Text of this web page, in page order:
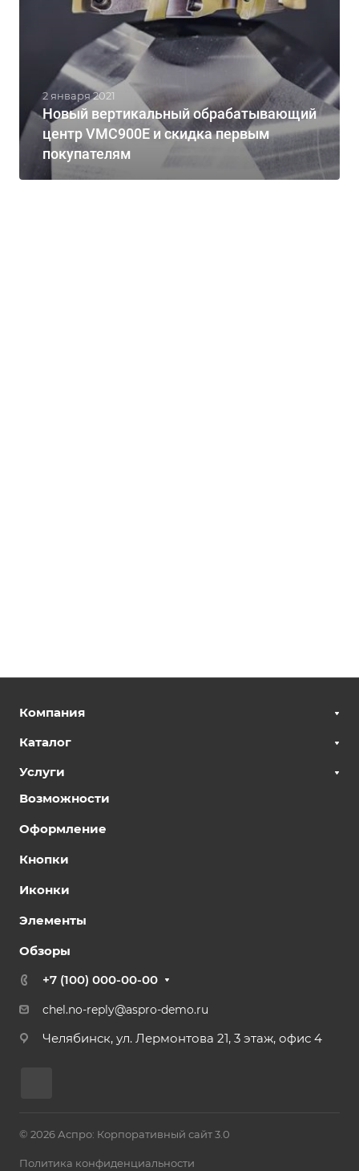
Новый вертикальный обрабатывающий
центр VMC900E и скидка первым
покупателям
2 января 2021
Компания
Каталог
Услуги
Возможности
Оформление
Кнопки
Иконки
Элементы
Обзоры
+7 (100) 000-00-00
chel.no-reply@aspro-demo.ru
Челябинск, ул. Лермонтова 21, 3 этаж, офис 4
© 2026 Аспро: Корпоративный сайт 3.0
Политика конфиденциальности